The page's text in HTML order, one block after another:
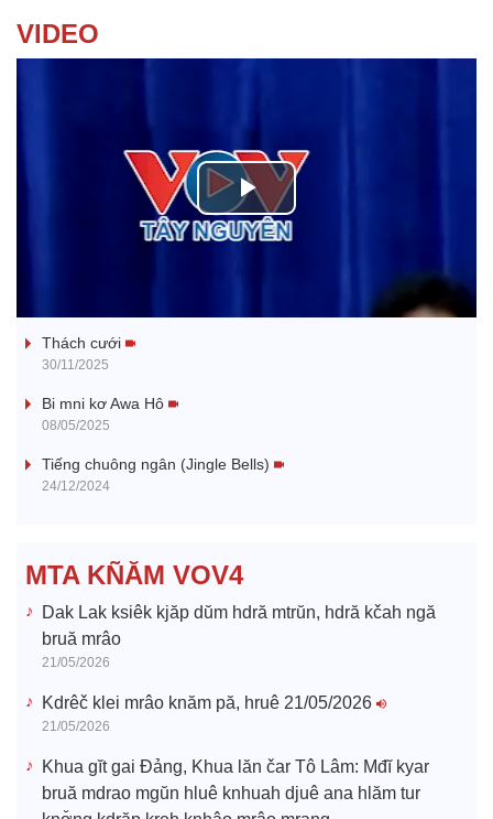
VIDEO
P
a
i
o
Thách cưới
30/11/2025
Bi mni kơ Awa Hô
08/05/2025
Tiếng chuông ngân (Jingle Bells)
24/12/2024
MTA KÑĂM VOV4
Dak Lak ksiêk kjăp dŭm hdră mtrŭn, hdră kčah ngă
bruă mrâo
21/05/2026
Kdrêč klei mrâo knăm pă, hruê 21/05/2026
21/05/2026
Khua gĭt gai Đảng, Khua lăn čar Tô Lâm: Mđĭ kyar
bruă mdrao mgŭn hluê knhuah djuê ana hlăm tur